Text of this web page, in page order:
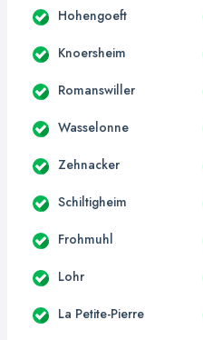
Hohengoeft
Knoersheim
Romanswiller
Wasselonne
Zehnacker
Schiltigheim
Frohmuhl
Lohr
La Petite-Pierre